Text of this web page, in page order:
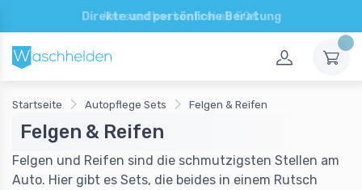
Direkte und persönliche Beratung
Startseite Autopflege Sets Felgen & Reifen
Felgen & Reifen
Felgen und Reifen sind die schmutzigsten Stellen am
Auto. Hier gibt es Sets, die beides in einem Rutsch